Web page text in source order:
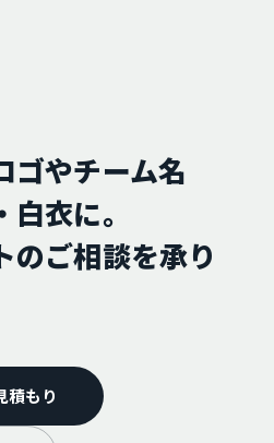
ゴやチーム名
衣に。
のご相談を承り
積もり